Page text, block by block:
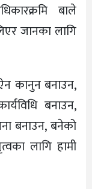
बाले
जानका लागि
कानुन बनाउन,
बनाउन,
बनाउन, बनेको
लागि हामी